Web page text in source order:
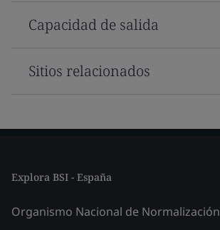
Capacidad de salida
Sitios relacionados
Explora BSI - España
Organismo Nacional de Normalización